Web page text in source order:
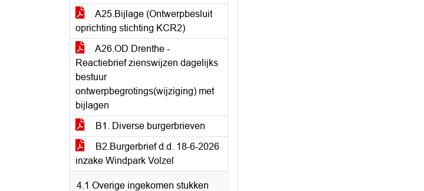
A25.Bijlage (Ontwerpbesluit
oprichting stichting KCR2)
A26.OD Drenthe -
Reactiebrief zienswijzen dagelijks
bestuur
ontwerpbegrotings(wijziging) met
bijlagen
B1. Diverse burgerbrieven
B2.Burgerbrief d.d. 18-6-2026
inzake Windpark Volzel
4.1 Overige ingekomen stukken